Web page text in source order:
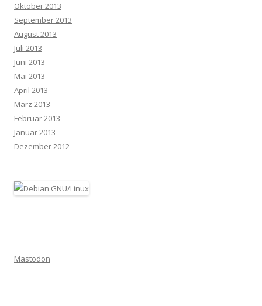
Oktober 2013
September 2013
August 2013
Juli 2013
Juni 2013
Mai 2013
April 2013
März 2013
Februar 2013
Januar 2013
Dezember 2012
Mastodon